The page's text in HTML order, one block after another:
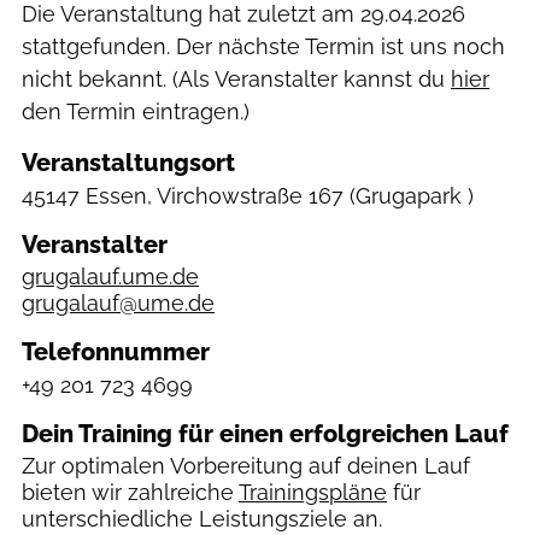
Die Veranstaltung hat zuletzt am 29.04.2026
stattgefunden. Der nächste Termin ist uns noch
nicht bekannt. (Als Veranstalter kannst du hier
den Termin eintragen.)
Veranstaltungsort
45147 Essen, Virchowstraße 167 (Grugapark )
Veranstalter
grugalauf.ume.de
grugalauf@ume.de
Telefonnummer
+49 201 723 4699
Dein Training für einen erfolgreichen Lauf
Zur optimalen Vorbereitung auf deinen Lauf
bieten wir zahlreiche Trainingspläne für
unterschiedliche Leistungsziele an.